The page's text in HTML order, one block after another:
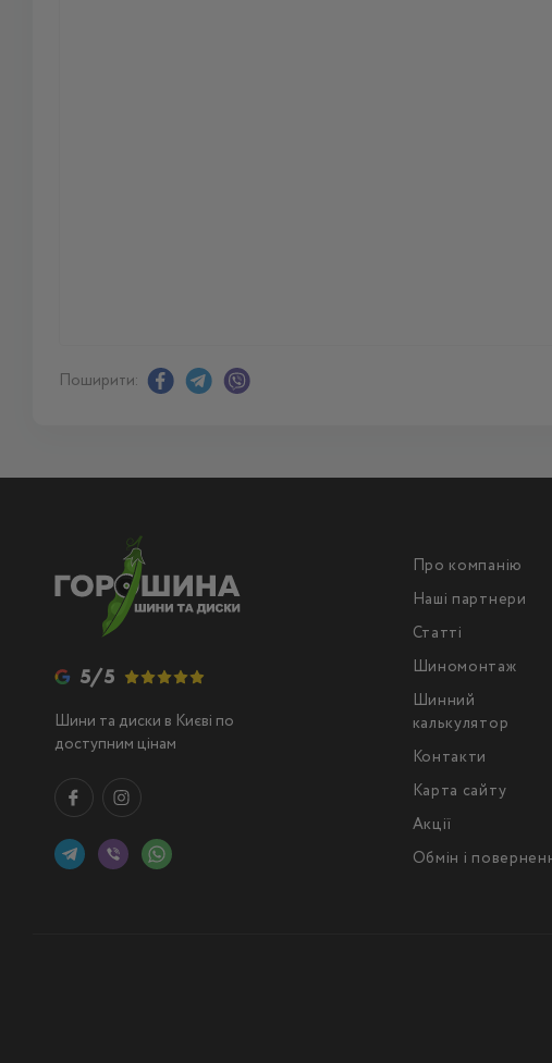
Поширити:
5/5
Шини та диски в Києві по
доступним цінам
Про компанію
Наші партнери
Статті
Шиномонтаж
Шинний
калькулятор
Контакти
Карта сайту
Акції
Обмін і